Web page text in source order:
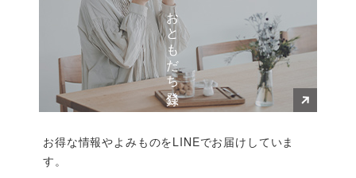
お得な情報やよみものをLINEでお届けしていま
す。